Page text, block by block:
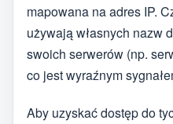
mapowana na adres IP.
używają własnych nazw
swoich serwerów (np.
co jest wyraźnym
Aby uzyskać dostęp do